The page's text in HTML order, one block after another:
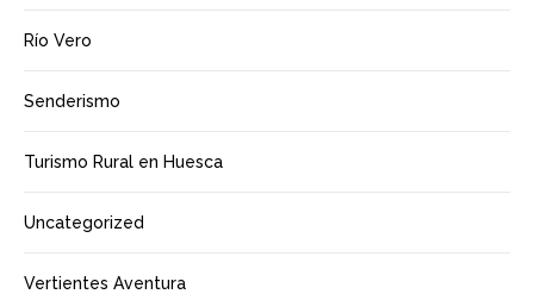
Río Vero
Senderismo
Turismo Rural en Huesca
Uncategorized
Vertientes Aventura